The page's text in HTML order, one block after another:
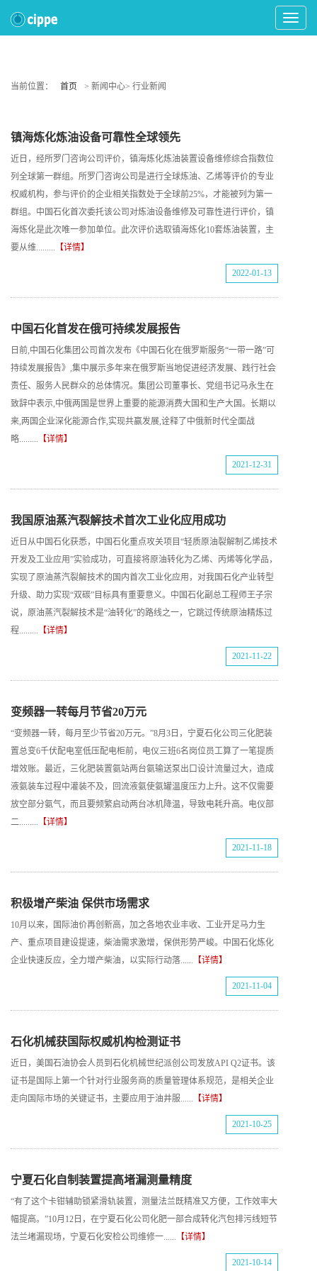
Toggle
当前位置： 首页 > 新闻中心> 行业新闻
镇海炼化炼油设备可靠性全球领先
近日，经所罗门咨询公司评价，镇海炼化炼油装置设备维修综合指数位
列全球第一群组。所罗门咨询公司是进行全球炼油、乙烯等评价的专业
权威机构，参与评价的企业相关指数处于全球前25%，才能被列为第一
群组。中国石化首次委托该公司对炼油设备维修及可靠性进行评价，镇
海炼化是此次唯一参加单位。此次评价选取镇海炼化10套炼油装置，主
要从维......... 【详情】
2022-01-13
中国石化首发在俄可持续发展报告
日前,中国石化集团公司首次发布《中国石化在俄罗斯服务“一带一路”可
持续发展报告》,集中展示多年来在俄罗斯当地促进经济发展、践行社会
责任、服务人民群众的总体情况。集团公司董事长、党组书记马永生在
致辞中表示,中俄两国是世界上重要的能源消费大国和生产大国。长期以
来,两国企业深化能源合作,实现共赢发展,诠释了中俄新时代全面战
略......... 【详情】
2021-12-31
我国原油蒸汽裂解技术首次工业化应用成功
近日从中国石化获悉，中国石化重点攻关项目“轻质原油裂解制乙烯技术
开发及工业应用”实验成功，可直接将原油转化为乙烯、丙烯等化学品，
实现了原油蒸汽裂解技术的国内首次工业化应用，对我国石化产业转型
升级、助力实现“双碳”目标具有重要意义。中国石化副总工程师王子宗
说，原油蒸汽裂解技术是“油转化”的路线之一，它跳过传统原油精炼过
程......... 【详情】
2021-11-22
变频器一转每月节省20万元
“变频器一转，每月至少节省20万元。”8月3日，宁夏石化公司三化肥装
置总变6千伏配电室低压配电柜前，电仪三班6名岗位员工算了一笔提质
增效账。最近，三化肥装置氨站两台氨输送泵出口设计流量过大，造成
液氨装车过程中灌装不及，回流液氨使氨罐温度压力上升。这不仅需要
放空部分氨气，而且要频繁启动两台冰机降温，导致电耗升高。电仪部
二......... 【详情】
2021-11-18
积极增产柴油 保供市场需求
10月以来，国际油价再创新高，加之各地农业丰收、工业开足马力生
产、重点项目建设提速，柴油需求激增，保供形势严峻。中国石化炼化
企业快速反应，全力增产柴油，以实际行动落...... 【详情】
2021-11-04
石化机械获国际权威机构检测证书
近日，美国石油协会人员到石化机械世纪派创公司发放API Q2证书。该
证书是国际上第一个针对行业服务商的质量管理体系规范，是相关企业
走向国际市场的关键证书，主要应用于油井服...... 【详情】
2021-10-25
宁夏石化自制装置提高堵漏测量精度
“有了这个卡钳辅助锁紧滑轨装置，测量法兰既精准又方便，工作效率大
幅提高。”10月12日，在宁夏石化公司化肥一部合成转化汽包排污线短节
法兰堵漏现场，宁夏石化安检公司维修一...... 【详情】
2021-10-14